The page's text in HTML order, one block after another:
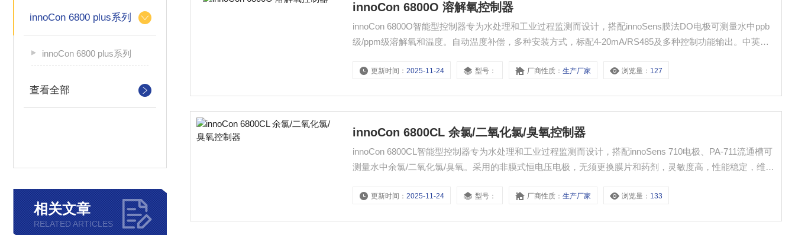
innoCon 6800 plus系列
innoCon 6800 plus系列
查看全部
相关文章
RELATED ARTICLES
innoCon 6800O 溶解氧控制器
innoCon 6800O智能型控制器专为水处理和工业过程监测而设计，搭配innoSens膜法DO电极可测量水中ppb
级/ppm级溶解氧和温度。自动温度补偿，多种安装方式，标配4-20mA/RS485及多种控制功能输出。中英文
显示测......
更新时间：2025-11-24 型号： 厂商性质：生产厂家 浏览量： 127
innoCon 6800CL 余氯/二氧化氯/臭氧控制器
innoCon 6800CL智能型控制器专为水处理和工业过程监测而设计，搭配innoSens 710电极、PA-711流通槽可
测量水中余氯/二氧化氯/臭氧。采用的非膜式恒电压电极，无须更换膜片和药剂，灵敏度高，性能稳定，维护
和继电器状......
更新时间：2025-11-24 型号： 厂商性质：生产厂家 浏览量： 133